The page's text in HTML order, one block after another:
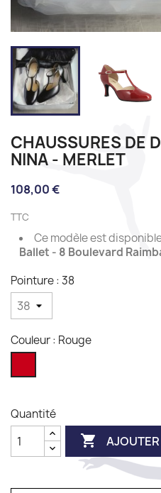
CHAUSSURES DE
NINA - MERLET
108,00 €
TTC
Ce modèle est
Ballet - 8 Boulevard
Pointure : 38
Couleur : Rouge
Quantité
